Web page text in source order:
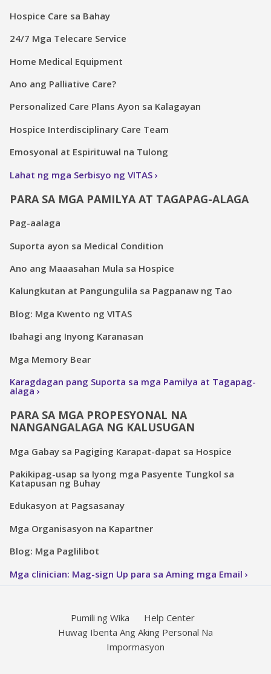
Hospice Care sa Bahay
24/7 Mga Telecare Service
Home Medical Equipment
Ano ang Palliative Care?
Personalized Care Plans Ayon sa Kalagayan
Hospice Interdisciplinary Care Team
Emosyonal at Espirituwal na Tulong
Lahat ng mga Serbisyo ng VITAS
PARA SA MGA PAMILYA AT TAGAPAG-ALAGA
Pag-aalaga
Suporta ayon sa Medical Condition
Ano ang Maaasahan Mula sa Hospice
Kalungkutan at Pangungulila sa Pagpanaw ng Tao
Blog: Mga Kwento ng VITAS
Ibahagi ang Inyong Karanasan
Mga Memory Bear
Karagdagan pang Suporta sa mga Pamilya at Tagapag-
alaga
PARA SA MGA PROPESYONAL NA
NANGANGALAGA NG KALUSUGAN
Mga Gabay sa Pagiging Karapat-dapat sa Hospice
Pakikipag-usap sa Iyong mga Pasyente Tungkol sa
Katapusan ng Buhay
Edukasyon at Pagsasanay
Mga Organisasyon na Kapartner
Blog: Mga Paglilibot
Mga clinician: Mag-sign Up para sa Aming mga Email
Pumili ng Wika
Help Center
Huwag Ibenta Ang Aking Personal Na
Impormasyon